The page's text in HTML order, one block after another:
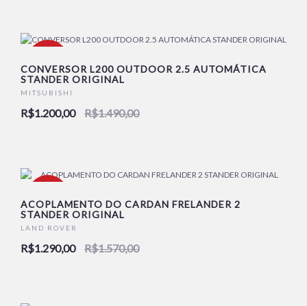
CONVERSOR L200 OUTDOOR 2.5 AUTOMÁTICA
STANDER ORIGINAL
MITSUBISHI
R$1.200,00 R$1.490,00
ACOPLAMENTO DO CARDAN FRELANDER 2
STANDER ORIGINAL
LAND ROVER
R$1.290,00 R$1.570,00